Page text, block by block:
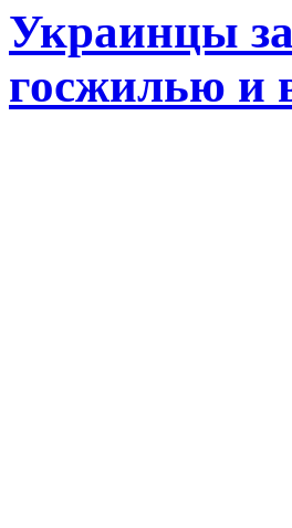
Украинцы
госжилью и